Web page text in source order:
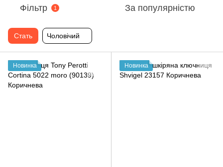
Фільтр 1 За популярністю
Стать Чоловічий
Новинка Новинка